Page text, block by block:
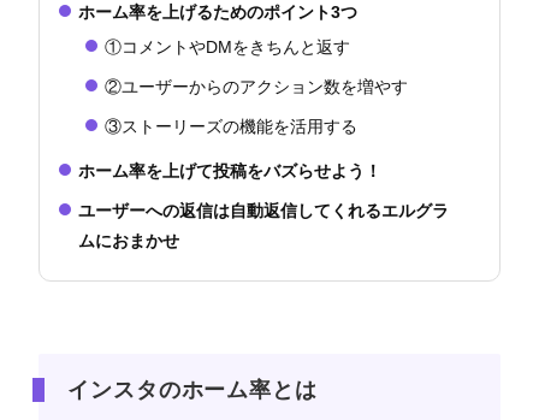
ホーム率を上げるためのポイント3つ
①コメントやDMをきちんと返す
②ユーザーからのアクション数を増やす
③ストーリーズの機能を活用する
ホーム率を上げて投稿をバズらせよう！
ユーザーへの返信は自動返信してくれるエルグラ
ムにおまかせ
インスタのホーム率とは